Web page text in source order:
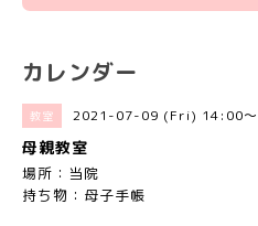
カレンダー
教室 2021-07-09 (Fri) 14:00
母親教室
場所：当院
持ち物：母子手帳